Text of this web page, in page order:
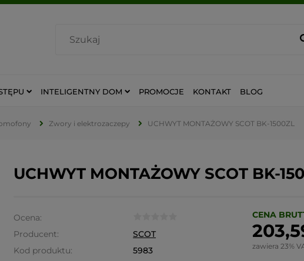
INTELIGENTNY DOM PROMOCJE KONTAKT BLOG
Zwory i elektrozaczepy UCHWYT MONTAŻOWY SCOT BK-1500ZL
UCHWYT MONTAŻOWY SCOT BK-
Ocena:
Producent:
SCOT
Kod produktu:
5983
CENA
zawiera 23%